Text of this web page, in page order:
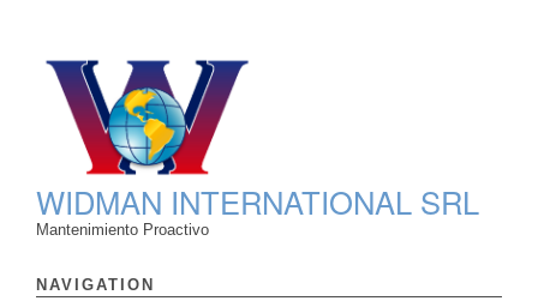
WIDMAN INTERNATIONAL SRL
Mantenimiento Proactivo
NAVIGATION